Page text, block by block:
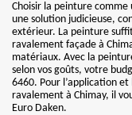
Choisir la peinture
une solution judicieuse,
extérieur. La peinture
ravalement façade à
matériaux. Avec la
selon vos goûts, votre
6460. Pour l’application
ravalement à Chimay, il
Euro Daken.